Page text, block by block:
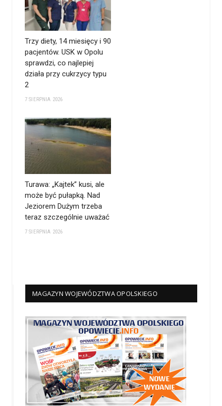
Trzy diety, 14 miesięcy i 90
pacjentów. USK w Opolu
sprawdzi, co najlepiej
działa przy cukrzycy typu
2
7 SIERPNIA 2026
Turawa: „Kajtek” kusi, ale
może być pułapką. Nad
Jeziorem Dużym trzeba
teraz szczególnie uważać
7 SIERPNIA 2026
MAGAZYN WOJEWÓDZTWA OPOLSKIEGO